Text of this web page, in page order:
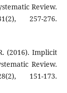
Review.
257-276.
(2016). Implicit
Review.
151-173.